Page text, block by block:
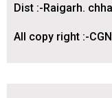
Dist :-Raigarh.
All copy right :-